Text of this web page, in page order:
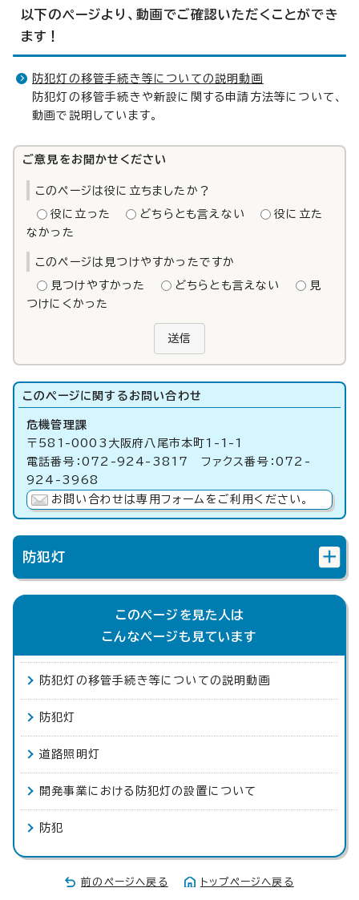
以下のページより、動画でご確認いただくことができ
ます！
防犯灯の移管手続き等についての説明動画
防犯灯の移管手続きや新設に関する申請方法等について、
動画で説明しています。
ご意見をお聞かせください
このページは役に立ちましたか？
役に立った どちらとも言えない
役に立た
なかった
このページは見つけやすかったですか
見つけやすかった どちらとも言えない
見
つけにくかった
送信
このページに関する お問い合わせ
危機管理課
〒581-0003大阪府八尾市本町1-1-1
電話番号：072-924-3817 ファクス番号：072-
924-3968
お問い合わせは専用フォームをご利用ください。
防犯灯
このページを見た人は
こんなページも見ています
防犯灯の移管手続き等についての説明動画
防犯灯
道路照明灯
開発事業における防犯灯の設置について
防犯
前のページへ戻る トップページへ戻る